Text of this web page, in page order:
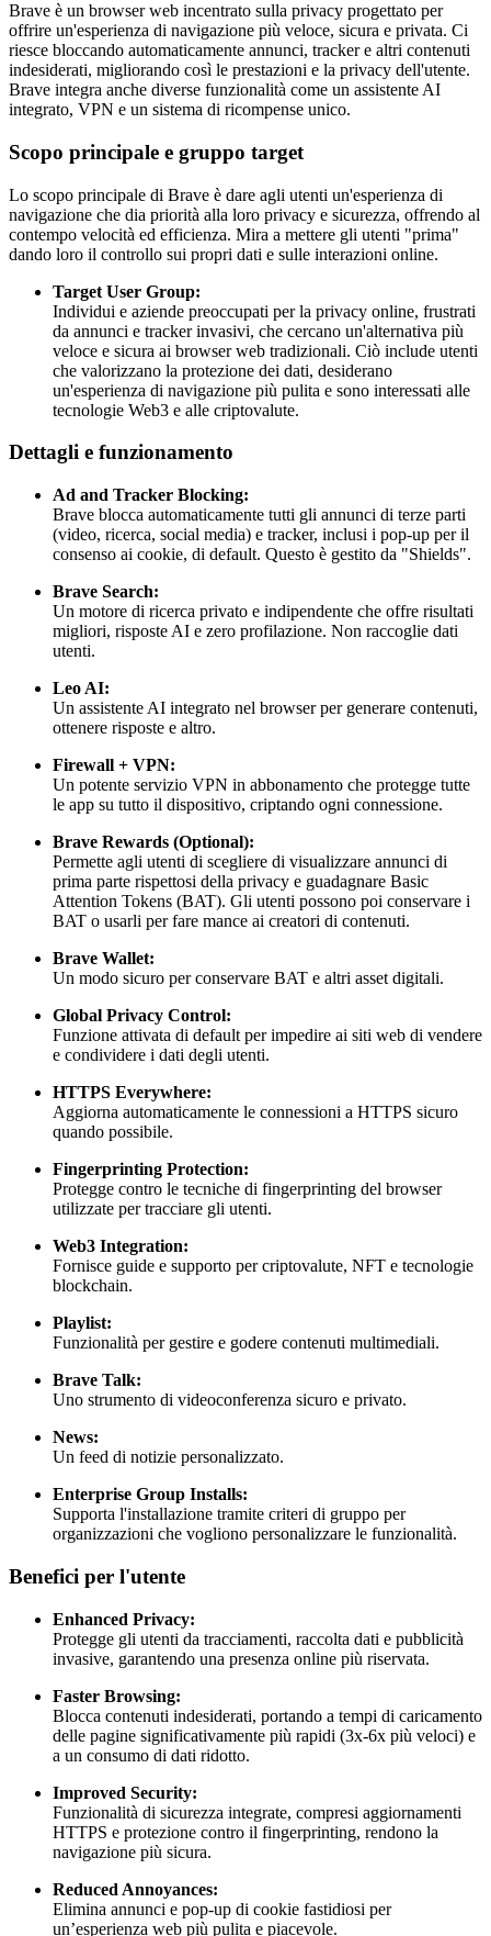
Brave è un browser web incentrato sulla privacy progettato per
offrire un'esperienza di navigazione più veloce, sicura e privata. Ci
riesce bloccando automaticamente annunci, tracker e altri contenuti
indesiderati, migliorando così le prestazioni e la privacy dell'utente.
Brave integra anche diverse funzionalità come un assistente AI
integrato, VPN e un sistema di ricompense unico.
Scopo principale e gruppo target
Lo scopo principale di Brave è dare agli utenti un'esperienza di
navigazione che dia priorità alla loro privacy e sicurezza, offrendo al
contempo velocità ed efficienza. Mira a mettere gli utenti "prima"
dando loro il controllo sui propri dati e sulle interazioni online.
Target User Group:
Individui e aziende preoccupati per la privacy online, frustrati
da annunci e tracker invasivi, che cercano un'alternativa più
veloce e sicura ai browser web tradizionali. Ciò include utenti
che valorizzano la protezione dei dati, desiderano
un'esperienza di navigazione più pulita e sono interessati alle
tecnologie Web3 e alle criptovalute.
Dettagli e funzionamento
Ad and Tracker Blocking:
Brave blocca automaticamente tutti gli annunci di terze parti
(video, ricerca, social media) e tracker, inclusi i pop-up per il
consenso ai cookie, di default. Questo è gestito da "Shields".
Brave Search:
Un motore di ricerca privato e indipendente che offre risultati
migliori, risposte AI e zero profilazione. Non raccoglie dati
utenti.
Leo AI:
Un assistente AI integrato nel browser per generare contenuti,
ottenere risposte e altro.
Firewall + VPN:
Un potente servizio VPN in abbonamento che protegge tutte
le app su tutto il dispositivo, criptando ogni connessione.
Brave Rewards (Optional):
Permette agli utenti di scegliere di visualizzare annunci di
prima parte rispettosi della privacy e guadagnare Basic
Attention Tokens (BAT). Gli utenti possono poi conservare i
BAT o usarli per fare mance ai creatori di contenuti.
Brave Wallet:
Un modo sicuro per conservare BAT e altri asset digitali.
Global Privacy Control:
Funzione attivata di default per impedire ai siti web di vendere
e condividere i dati degli utenti.
HTTPS Everywhere:
Aggiorna automaticamente le connessioni a HTTPS sicuro
quando possibile.
Fingerprinting Protection:
Protegge contro le tecniche di fingerprinting del browser
utilizzate per tracciare gli utenti.
Web3 Integration:
Fornisce guide e supporto per criptovalute, NFT e tecnologie
blockchain.
Playlist:
Funzionalità per gestire e godere contenuti multimediali.
Brave Talk:
Uno strumento di videoconferenza sicuro e privato.
News:
Un feed di notizie personalizzato.
Enterprise Group Installs:
Supporta l'installazione tramite criteri di gruppo per
organizzazioni che vogliono personalizzare le funzionalità.
Benefici per l'utente
Enhanced Privacy:
Protegge gli utenti da tracciamenti, raccolta dati e pubblicità
invasive, garantendo una presenza online più riservata.
Faster Browsing:
Blocca contenuti indesiderati, portando a tempi di caricamento
delle pagine significativamente più rapidi (3x-6x più veloci) e
a un consumo di dati ridotto.
Improved Security:
Funzionalità di sicurezza integrate, compresi aggiornamenti
HTTPS e protezione contro il fingerprinting, rendono la
navigazione più sicura.
Reduced Annoyances:
Elimina annunci e pop-up di cookie fastidiosi per
un’esperienza web più pulita e piacevole.